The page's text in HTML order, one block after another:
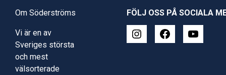
Om Söderströms
Vi är en av
Sveriges största
och mest
välsorterade
FÖLJ OSS PÅ SOCIALA